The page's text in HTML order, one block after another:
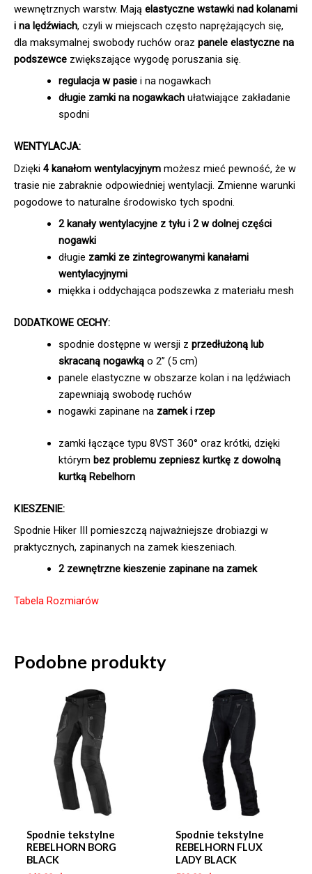
wewnętrznych warstw. Mają elastyczne wstawki nad kolanami
i na lędźwiach, czyli w miejscach często naprężających się,
dla maksymalnej swobody ruchów oraz panele elastyczne na
podszewce zwiększające wygodę poruszania się.
regulacja w pasiei na nogawkach
długie zamki na nogawkach ułatwiające zakładanie
spodni
WENTYLACJA:
Dzięki 4 kanałom wentylacyjnym możesz mieć pewność, że w
trasie nie zabraknie odpowiedniej wentylacji. Zmienne warunki
pogodowe to naturalne środowisko tych spodni.
2 kanały wentylacyjne z tyłu i 2 w dolnej części
nogawki
długie zamki ze zintegrowanymi kanałami
wentylacyjnymi
miękka i oddychająca podszewka z materiału mesh
DODATKOWE CECHY:
spodnie dostępne w wersji z przedłużoną lub
skracaną nogawką o 2” (5 cm)
panele elastyczne w obszarze kolan i na lędźwiach
zapewniają swobodę ruchów
nogawki zapinane na zamek i rzep
zamki łączące typu 8VST 360° oraz krótki, dzięki
którym bez problemu zepniesz kurtkę z dowolną
kurtką Rebelhorn
KIESZENIE:
Spodnie Hiker III pomieszczą najważniejsze drobiazgi w
praktycznych, zapinanych na zamek kieszeniach.
2 zewnętrzne kieszenie zapinane na zamek
Tabela Rozmiarów
Podobne produkty
Spodnie tekstylne
REBELHORN BORG
BLACK
Spodnie tekstylne
REBELHORN FLUX
LADY BLACK